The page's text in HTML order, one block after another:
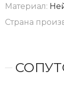
Материал:
Страна